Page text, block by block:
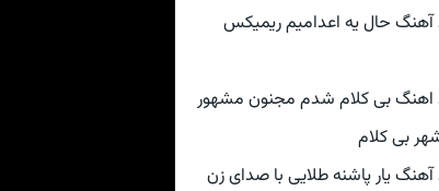
آهنگ حال یه اعدامیم ریمیکس
اهنگ بی کلام شدم مجنون مشهور
بی کلام
آهنگ یار پاشنه طلایی با صدای زن